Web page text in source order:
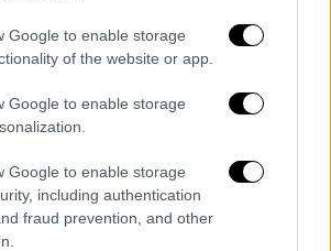
Google to enable storage
of the website or app.
Google to enable storage
Google to enable storage
including authentication
fraud prevention, and other
Όμικρον
87%των κρουσμάτων
εβδομάδα θα
οι νέοι έλεγχοι και όπως
«Σίγουρα βαίνουμε